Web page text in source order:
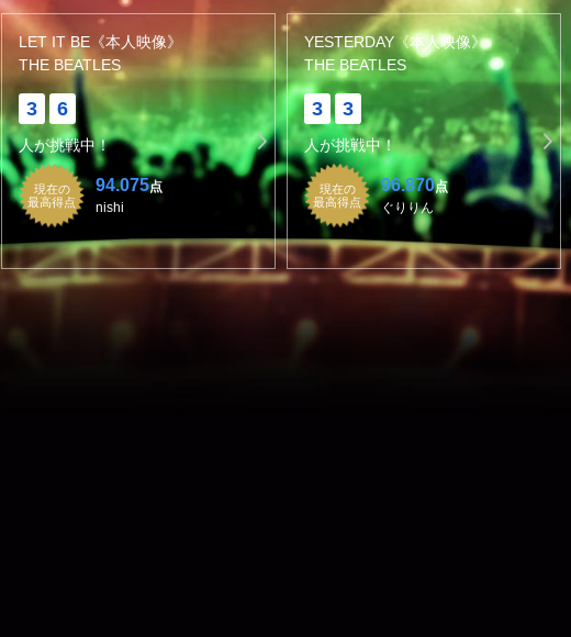
LET IT BE《本人映像》
THE BEATLES
3 6
人が挑戦中！
現在の
最高得点
94.075点
nishi
YESTERDAY《本人映像》
THE BEATLES
3 3
人が挑戦中！
現在の
最高得点
96.870点
ぐりりん